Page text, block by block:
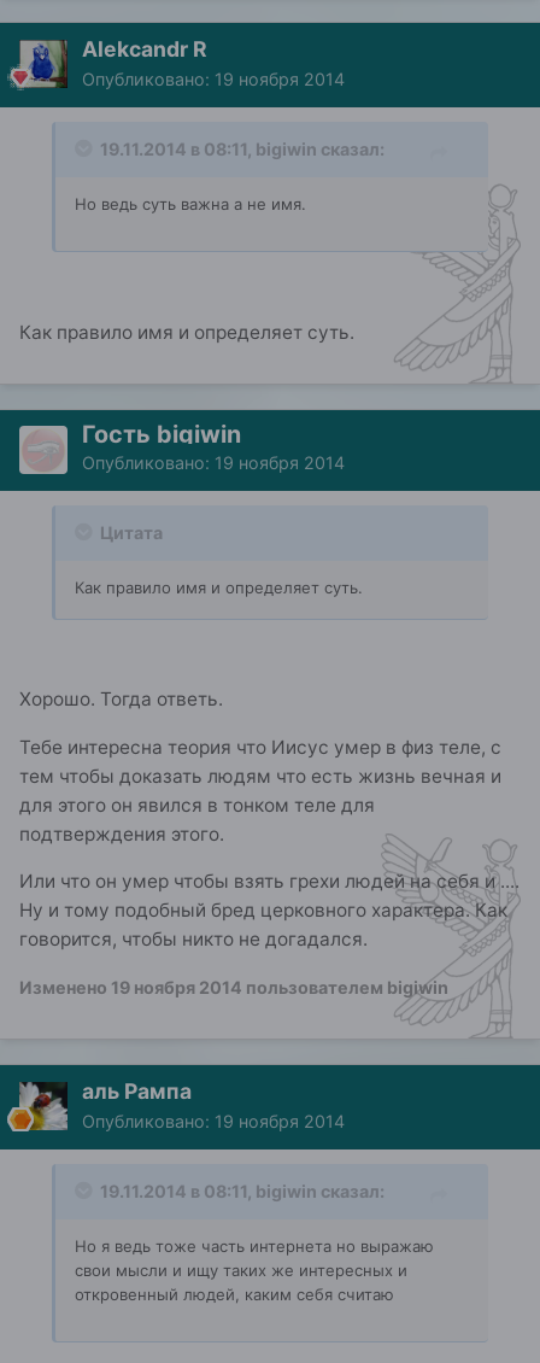
Alekcandr R
Опубликовано: 19 ноября 2014
19.11.2014 в 08:11, bigiwin сказал:
Но ведь суть важна а не имя.
Как правило имя и определяет суть.
Гость bigiwin
Опубликовано: 19 ноября 2014
Цитата
Как правило имя и определяет суть.
Хорошо. Тогда ответь.
Тебе интересна теория что Иисус умер в физ теле, с
тем чтобы доказать людям что есть жизнь вечная и
для этого он явился в тонком теле для
подтверждения этого.
Или что он умер чтобы взять грехи людей на себя и ....
Ну и тому подобный бред церковного характера. Как
говорится, чтобы никто не догадался.
Изменено 19 ноября 2014 пользователем bigiwin
аль Рампа
Опубликовано: 19 ноября 2014
19.11.2014 в 08:11, bigiwin сказал:
Но я ведь тоже часть интернета но выражаю
свои мысли и ищу таких же интересных и
откровенный людей, каким себя считаю